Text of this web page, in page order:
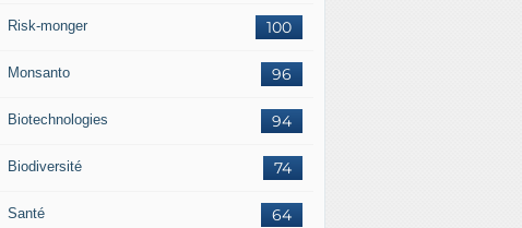
100
Risk-monger
96
Monsanto
94
Biotechnologies
74
Biodiversité
64
Santé